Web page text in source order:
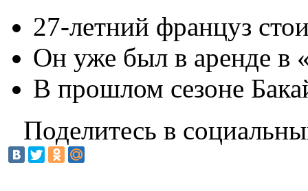
27-летний француз
Он уже был в аренде в
В прошлом сезоне
Поделитесь в